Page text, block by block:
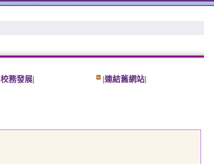
校務發展 連結舊網站